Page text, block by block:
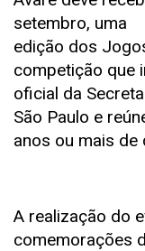
setembro, uma
edição dos
competição que
oficial da
São Paulo e
anos ou mais de
A realização do
comemorações